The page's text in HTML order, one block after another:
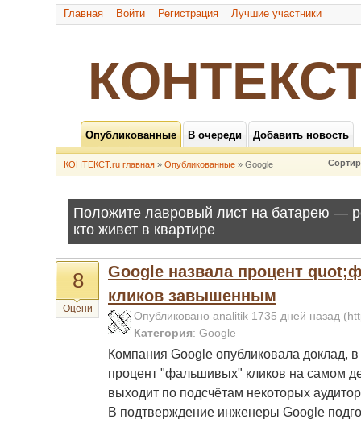
Главная Войти Регистрация Лучшие участники
Опубликованные В очереди Добавить новость
КОНТЕКСТ.ru главная » Опубликованные » Google
8
Оцени
Google назвала процент
кликов завышенным
Опубликовано analitik 1735 дней назад (
Категория: Google
Компания Google опубликовала доклад, в
процент "фальшивых" кликов на самом
выходит по подсчётам некоторых
В подтверждение инженеры Google